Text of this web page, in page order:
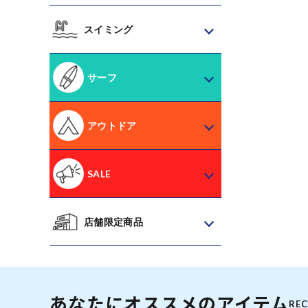
スイミング
サーフ
アウトドア
SALE
店舗限定商品